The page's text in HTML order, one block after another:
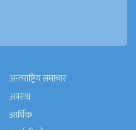
अन्तराष्ट्रिय समाचार
अपराध
आर्थिक